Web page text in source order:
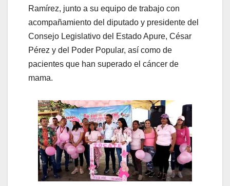
Ramírez, junto a su equipo de trabajo con
acompañamiento del diputado y presidente del
Consejo Legislativo del Estado Apure, César
Pérez y del Poder Popular, así como de
pacientes que han superado el cáncer de
mama.